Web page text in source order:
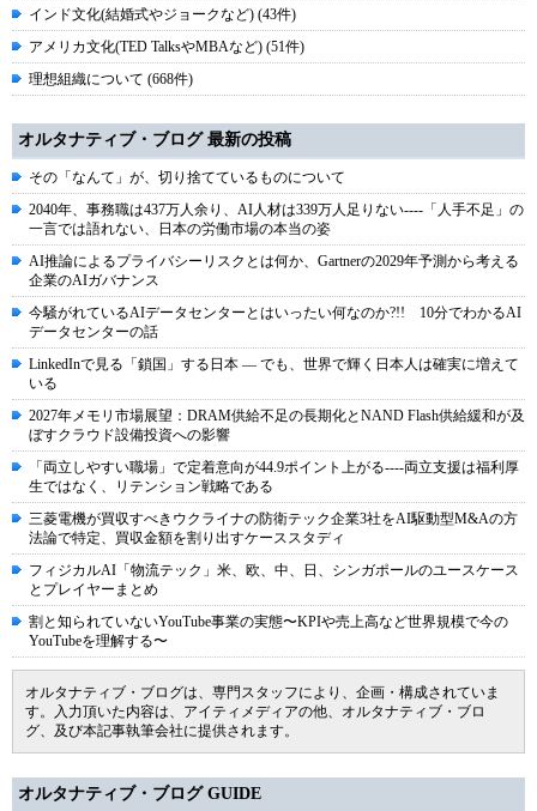
インド文化(結婚式やジョークなど) (43件)
アメリカ文化(TED TalksやMBAなど) (51件)
理想組織について (668件)
オルタナティブ・ブログ 最新の投稿
その「なんて」が、切り捨てているものについて
2040年、事務職は437万人余り、AI人材は339万人足りない----「人手不足」の
一言では語れない、日本の労働市場の本当の姿
AI推論によるプライバシーリスクとは何か、Gartnerの2029年予測から考える
企業のAIガバナンス
今騒がれているAIデータセンターとはいったい何なのか?!! 10分でわかるAI
データセンターの話
LinkedInで見る「鎖国」する日本 ― でも、世界で輝く日本人は確実に増えて
いる
2027年メモリ市場展望：DRAM供給不足の長期化とNAND Flash供給緩和が及
ぼすクラウド設備投資への影響
「両立しやすい職場」で定着意向が44.9ポイント上がる----両立支援は福利厚
生ではなく、リテンション戦略である
三菱電機が買収すべきウクライナの防衛テック企業3社をAI駆動型M&Aの方
法論で特定、買収金額を割り出すケーススタディ
フィジカルAI「物流テック」米、欧、中、日、シンガポールのユースケース
とプレイヤーまとめ
割と知られていないYouTube事業の実態〜KPIや売上高など世界規模で今の
YouTubeを理解する〜
オルタナティブ・ブログは、専門スタッフにより、企画・構成されていま
す。入力頂いた内容は、アイティメディアの他、オルタナティブ・ブロ
グ、及び本記事執筆会社に提供されます。
オルタナティブ・ブログ GUIDE